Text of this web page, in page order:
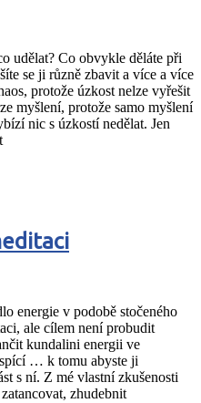
udělat? Co obvykle děláte při
se ji různě zbavit a více a více
protože úzkost nelze vyřešit
myšlení, protože samo myšlení
nic s úzkostí nedělat. Jen
energie v podobě stočeného
ale cílem není probudit
kundalini energii ve
… k tomu abyste ji
s ní. Z mé vlastní zkušenosti
zhudebnit